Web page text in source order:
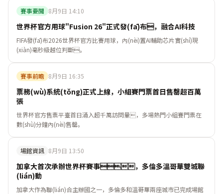
賽事要聞 8月9日 14:10
世界杯官方用球"Fusion 26"正式發(fā)布，融合AI科技
FIFA發(fā)布2026世界杯官方比賽用球，內(nèi)置AI輔助芯片實(shí)現
(xiàn)毫秒級越位判斷。
賽事前瞻 8月9日 16:35
票務(wù)系統(tǒng)正式上線，小組賽門票首日售罄超百萬
張
世界杯官方售票平臺首日涌入超千萬訪問量，多場熱門小組賽門票在
數(shù)分鐘內(nèi)售罄。
場館資訊 8月9日 13:50
加拿大首次承辦世界杯賽事，多倫多溫哥華雙城聯
(lián)動
加拿大作為聯(lián)合主辦國之一，多倫多和溫哥華兩座城市已完成場館